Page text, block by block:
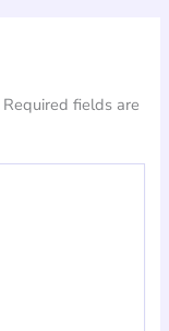
Required fields are